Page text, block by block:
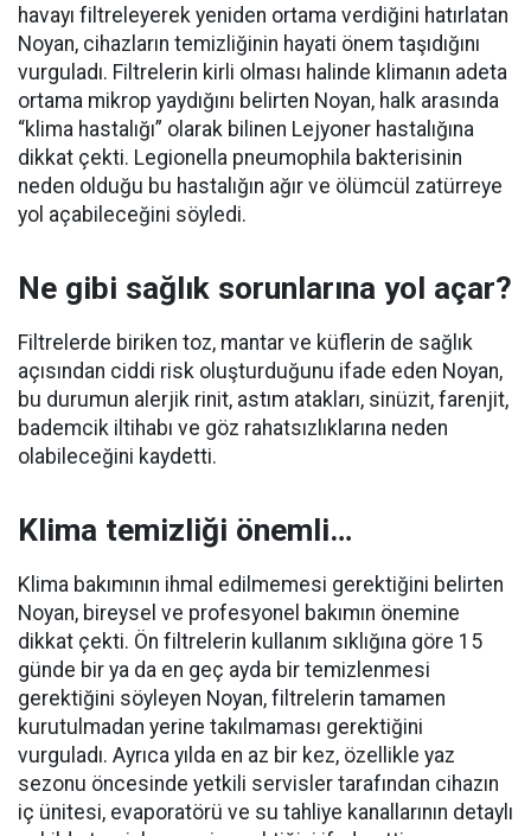
havayı filtreleyerek yeniden ortama verdiğini hatırlatan
Noyan, cihazların temizliğinin hayati önem taşıdığını
vurguladı. Filtrelerin kirli olması halinde klimanın adeta
ortama mikrop yaydığını belirten Noyan, halk arasında
“klima hastalığı” olarak bilinen Lejyoner hastalığına
dikkat çekti. Legionella pneumophila bakterisinin
neden olduğu bu hastalığın ağır ve ölümcül zatürreye
yol açabileceğini söyledi.
Ne gibi sağlık sorunlarına yol açar?
Filtrelerde biriken toz, mantar ve küflerin de sağlık
açısından ciddi risk oluşturduğunu ifade eden Noyan,
bu durumun alerjik rinit, astım atakları, sinüzit, farenjit,
bademcik iltihabı ve göz rahatsızlıklarına neden
olabileceğini kaydetti.
Klima temizliği önemli…
Klima bakımının ihmal edilmemesi gerektiğini belirten
Noyan, bireysel ve profesyonel bakımın önemine
dikkat çekti. Ön filtrelerin kullanım sıklığına göre 15
günde bir ya da en geç ayda bir temizlenmesi
gerektiğini söyleyen Noyan, filtrelerin tamamen
kurutulmadan yerine takılmaması gerektiğini
vurguladı. Ayrıca yılda en az bir kez, özellikle yaz
sezonu öncesinde yetkili servisler tarafından cihazın
iç ünitesi, evaporatörü ve su tahliye kanallarının detaylı